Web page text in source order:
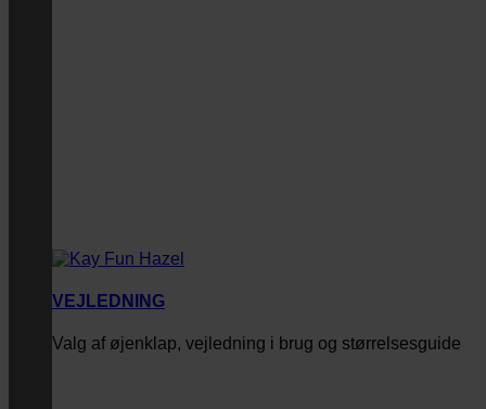
VEJLEDNING
Valg af øjenklap, vejledning i brug og størrelsesguide